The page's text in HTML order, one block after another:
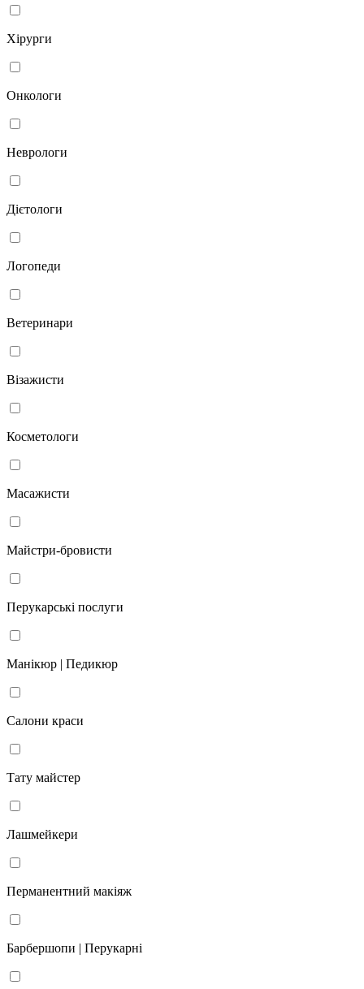
Хірурги
Онкологи
Неврологи
Дієтологи
Логопеди
Ветеринари
Візажисти
Косметологи
Масажисти
Майстри-бровисти
Перукарські послуги
Манікюр | Педикюр
Салони краси
Тату майстер
Лашмейкери
Перманентний макіяж
Барбершопи | Перукарні